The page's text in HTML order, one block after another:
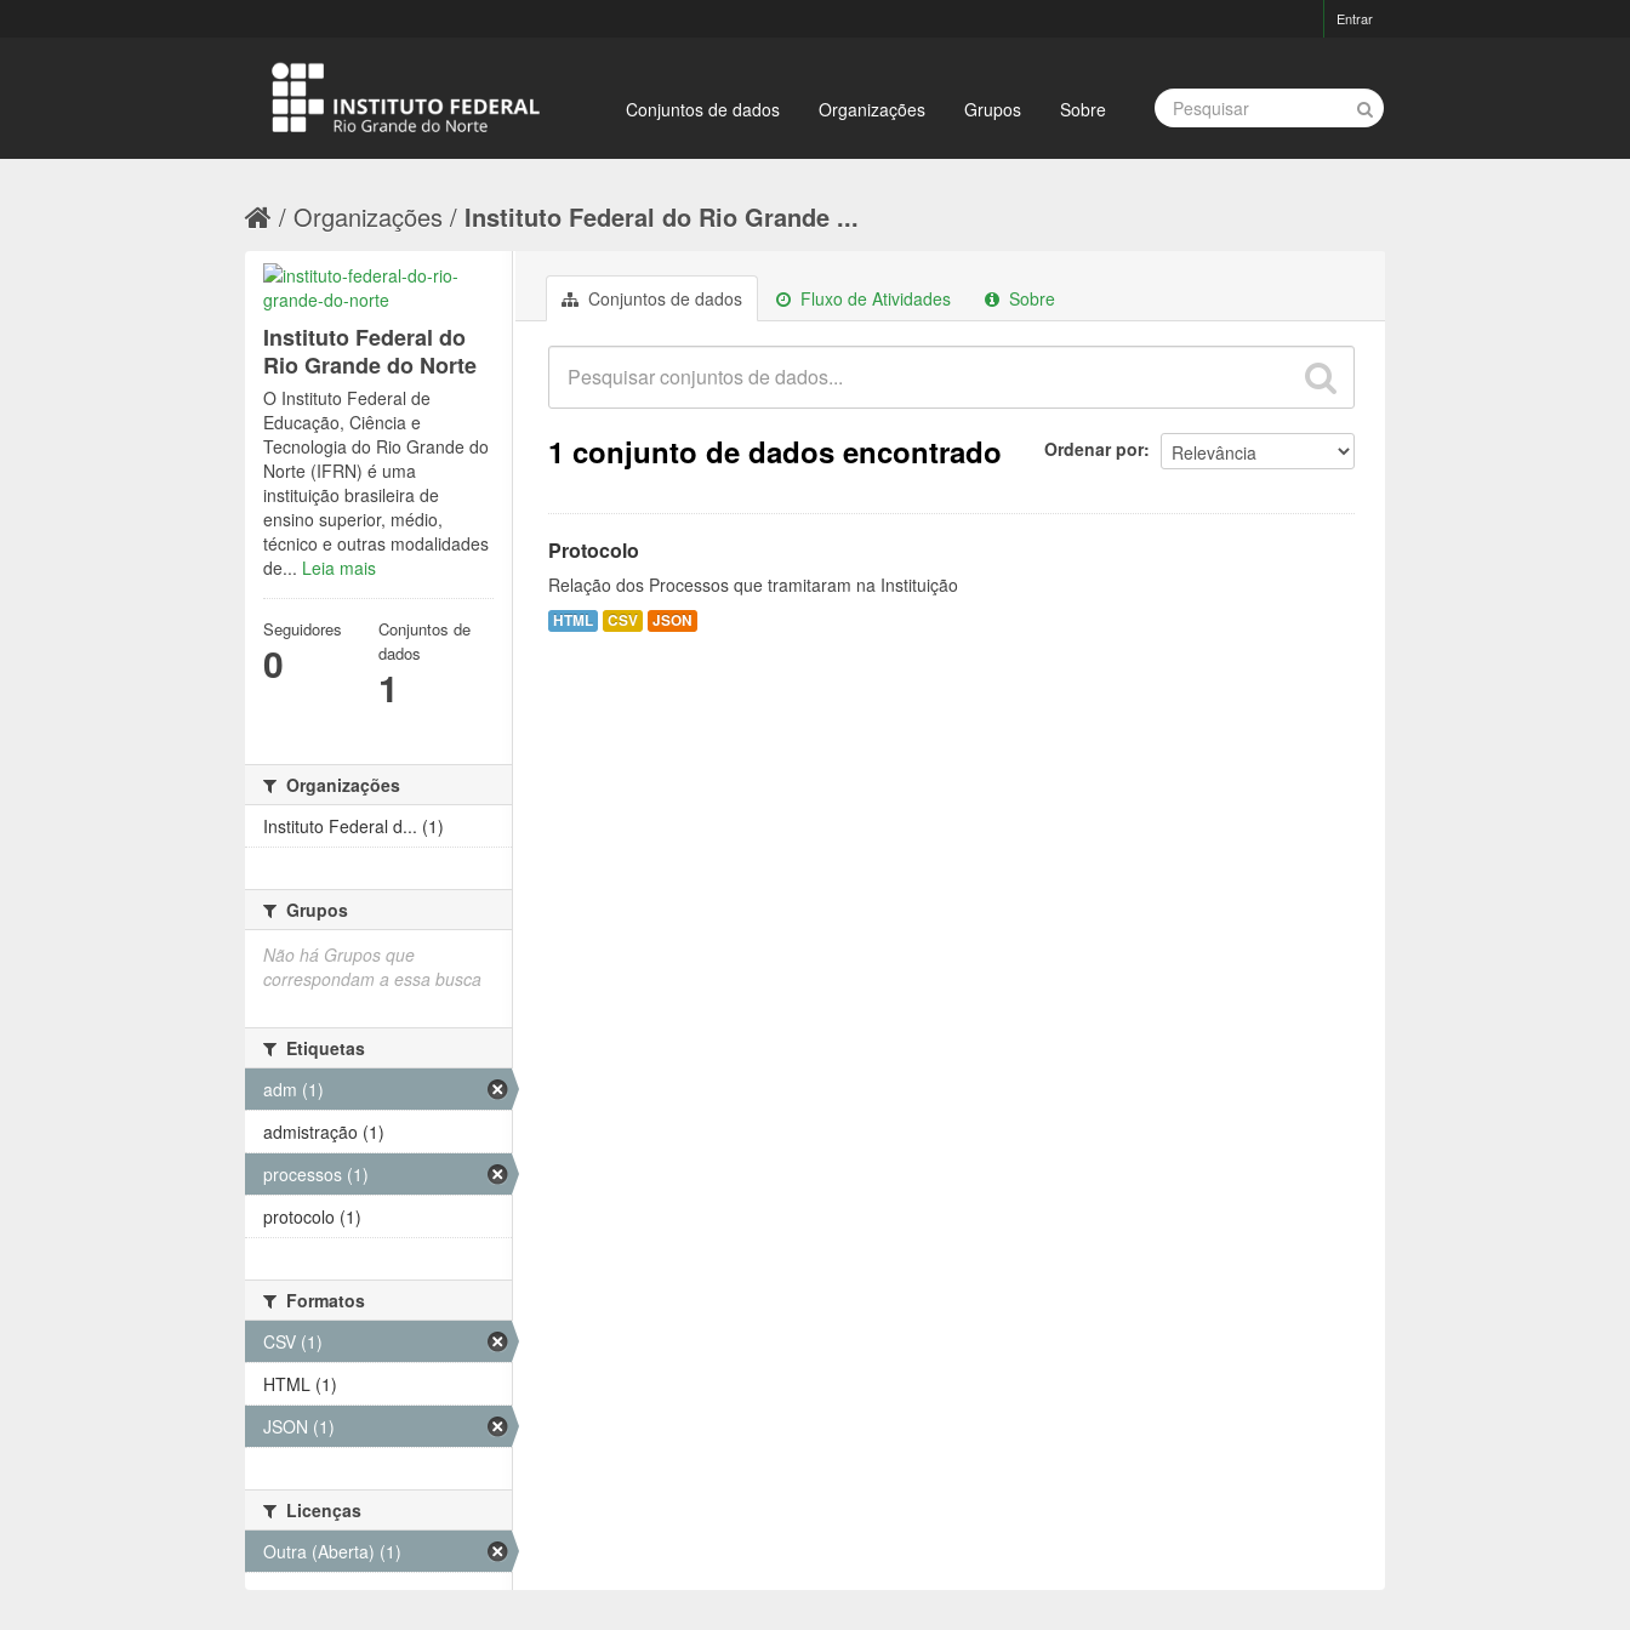
Entrar
Conjuntos de dados Organizações Grupos Sobre
Organizações Instituto Federal do Rio Grande ...
Conjuntos de dados Fluxo de Atividades Sobre
Ordenar por
1 conjunto de dados encontrado
Protocolo
Relação dos Processos que tramitaram na Instituição
HTML CSV JSON
Instituto Federal do
Rio Grande do Norte
O Instituto Federal de
Educação, Ciência e
Tecnologia do Rio Grande do
Norte (IFRN) é uma
instituição brasileira de
ensino superior, médio,
técnico e outras modalidades
de... Leia mais
Seguidores
0
Conjuntos de
dados
1
Organizações
Instituto Federal d... (1)
Grupos
Não há Grupos que
correspondam a essa busca
Etiquetas
adm (1)
admistração (1)
processos (1)
protocolo (1)
Formatos
CSV (1)
HTML (1)
JSON (1)
Licenças
Outra (Aberta) (1)